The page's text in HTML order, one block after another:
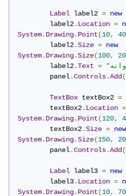
Label label2 = new
        label2
.Location =
System.Drawing.Point(10,
        label2
.Size =
new
System.Drawing.Size(100,
        label2
.Text =
        panel
.Controls.Add
TextBox textBox2 =
        textBox2
.Location =
System.Drawing.Point(120,
        textBox2
.Size =
new
System.Drawing.Size(150,
        panel
.Controls.Add
Label label3 = new
        label3
.Location =
System.Drawing.Point(10,